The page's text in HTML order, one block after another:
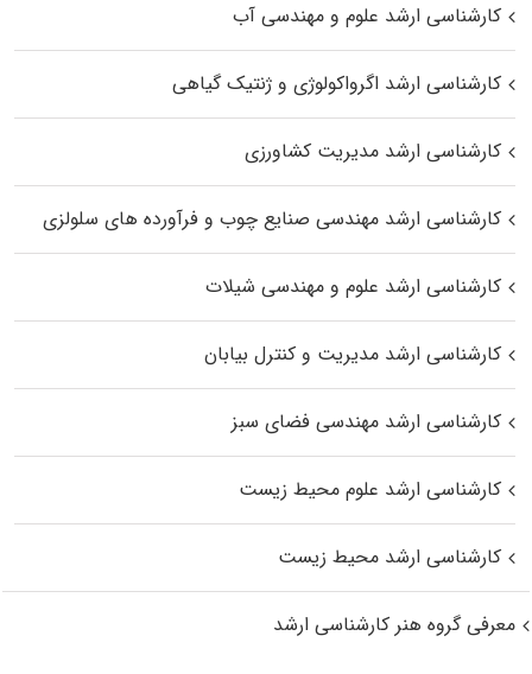
کارشناسی ارشد علوم و مهندسی آب
کارشناسی ارشد اگرواکولوژی و ژنتیک گیاهی
کارشناسی ارشد مدیریت کشاورزی
کارشناسی ارشد مهندسی صنایع چوب و فرآورده‌ های سلولزی
کارشناسی ارشد علوم و مهندسی شیلات
کارشناسی ارشد مدیریت و کنترل بیابان
کارشناسی ارشد مهندسی فضای سبز
کارشناسی ارشد علوم محیط‌ زیست
کارشناسی ارشد محیط زیست
معرفی گروه هنر کارشناسی ارشد